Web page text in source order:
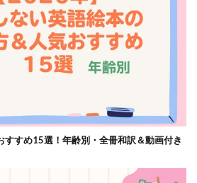
すすめ15選！年齢別・全冊和訳＆動画付き